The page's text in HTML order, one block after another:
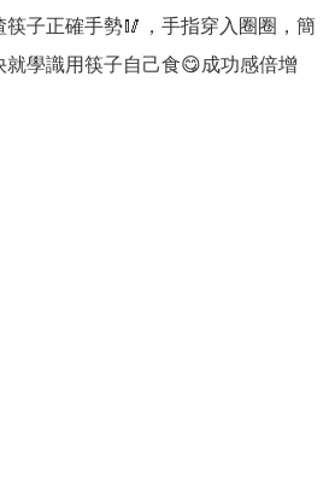
子正確手勢🥢，手指穿入圈圈，簡
學識用筷子自己食😋成功感倍增